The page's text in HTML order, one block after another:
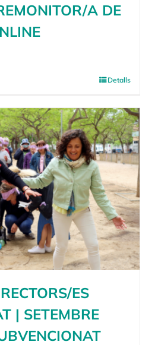
A DE
Detalls
ES
| SETEMBRE